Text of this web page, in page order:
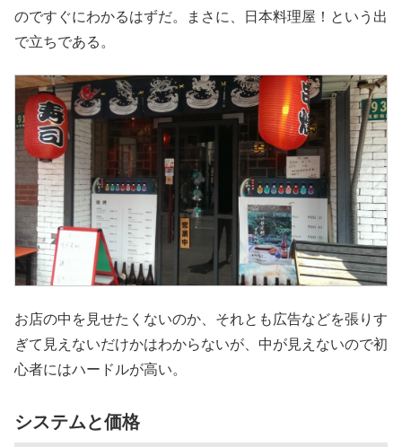
のですぐにわかるはずだ。まさに、日本料理屋！という出
で立ちである。
お店の中を見せたくないのか、それとも広告などを張りす
ぎて見えないだけかはわからないが、中が見えないので初
心者にはハードルが高い。
システムと価格